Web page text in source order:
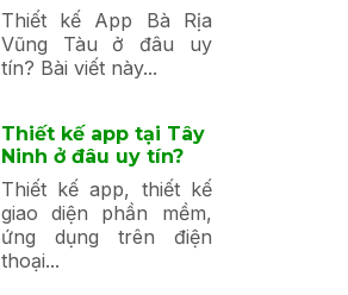
Thiết kế App Bà Rịa
Vũng Tàu ở đâu uy
tín? Bài viết này...
Thiết kế app tại Tây
Ninh ở đâu uy tín?
Thiết kế app, thiết kế
giao diện phần mềm,
ứng dụng trên điện
thoại...